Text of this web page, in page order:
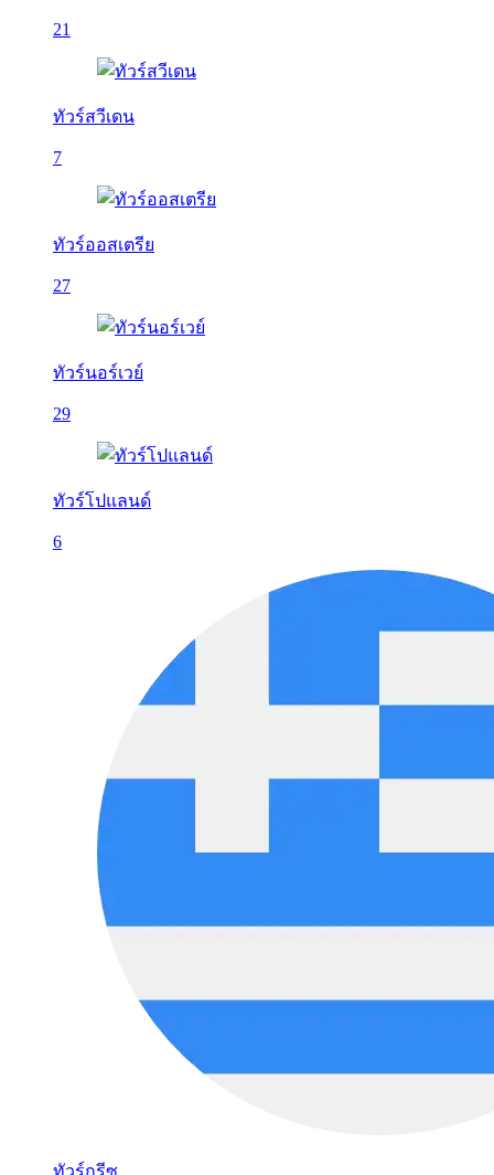
21
ทัวร์สวีเดน
7
ทัวร์ออสเตรีย
27
ทัวร์นอร์เวย์
29
ทัวร์โปแลนด์
6
ทัวร์กรีซ